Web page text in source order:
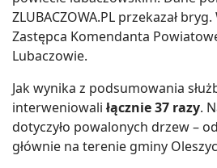
ZLUBACZOWA.PL przekazał
Zastępca Komendanta
Lubaczowie.
Jak wynika z podsumowania
interweniowali łącznie 37 razy.
dotyczyło powalonych drzew –
głównie na terenie gminy